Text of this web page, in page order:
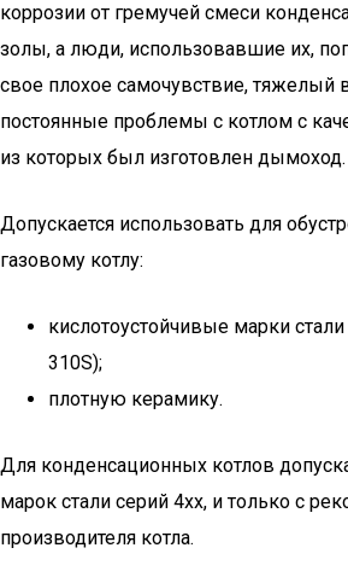
коррозии от гремучей смеси
золы, а люди, использовавшие их,
свое плохое самочувствие, тяжелый
постоянные проблемы с котлом с
из которых был изготовлен дымоход.
Допускается использовать для
газовому котлу:
кислотоустойчивые марки
310S);
плотную керамику.
Для конденсационных котлов
марок стали серий 4хх, и только с
производителя котла.